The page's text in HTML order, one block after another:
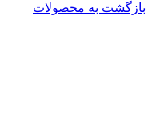
بازگشت به محصولات